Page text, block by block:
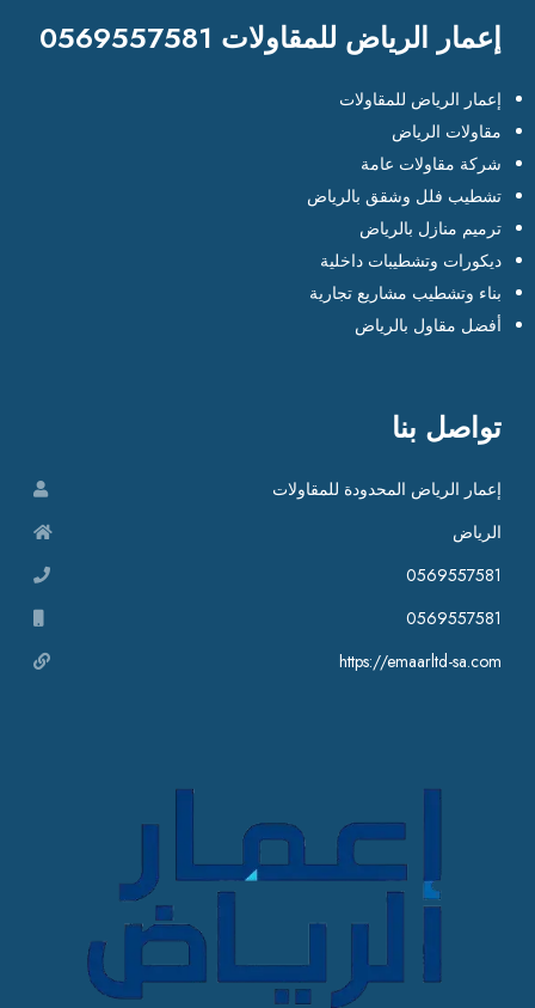
إعمار الرياض للمقاولات 0569557581
إعمار الرياض للمقاولات
مقاولات الرياض
شركة مقاولات عامة
تشطيب فلل وشقق بالرياض
ترميم منازل بالرياض
ديكورات وتشطيبات داخلية
بناء وتشطيب مشاريع تجارية
أفضل مقاول بالرياض
تواصل بنا
إعمار الرياض المحدودة للمقاولات
الرياض
0569557581
0569557581
https://emaarltd-sa.com